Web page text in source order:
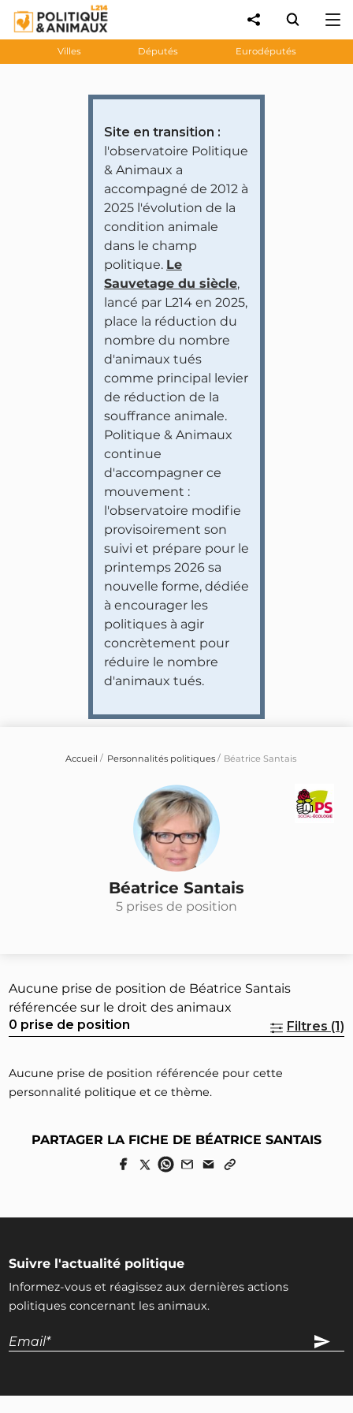
Villes Députés Eurodéputés
Site en transition :
l'observatoire Politique
& Animaux a
accompagné de 2012 à
2025 l'évolution de la
condition animale
dans le champ
politique. Le
Sauvetage du siècle,
lancé par L214 en 2025,
place la réduction du
nombre du nombre
d'animaux tués
comme principal levier
de réduction de la
souffrance animale.
Politique & Animaux
continue
d'accompagner ce
mouvement :
l'observatoire modifie
provisoirement son
suivi et prépare pour le
printemps 2026 sa
nouvelle forme, dédiée
à encourager les
politiques à agir
concrètement pour
réduire le nombre
d'animaux tués.
Accueil Personnalités politiques Béatrice Santais
Béatrice Santais
5 prises de position
Aucune prise de position de Béatrice Santais
référencée sur le droit des animaux
0 prise de position
Filtres (1)
Aucune prise de position référencée pour cette
personnalité politique et ce thème.
PARTAGER LA FICHE DE BÉATRICE SANTAIS
Suivre l'actualité politique
Informez-vous et réagissez aux dernières actions
politiques concernant les animaux.